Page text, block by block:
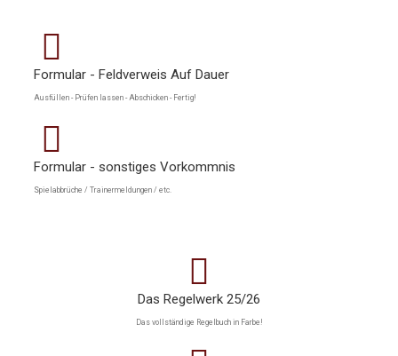
Formular - Feldverweis Auf Dauer
Ausfüllen - Prüfen lassen - Abschicken - Fertig!
Formular - sonstiges Vorkommnis
Spielabbrüche / Trainermeldungen / etc.
Das Regelwerk 25/26
Das vollständige Regelbuch in Farbe!